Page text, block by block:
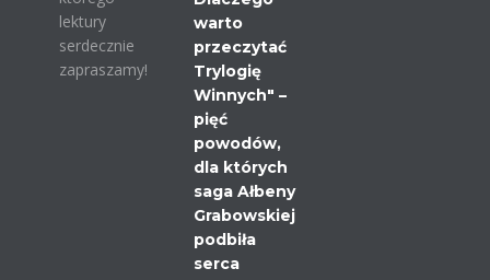
lektury
serdecznie
zapraszamy!
warto
przeczytać
Trylogię
Winnych" –
pięć
powodów,
dla których
saga Ałbeny
Grabowskiej
podbiła
serca